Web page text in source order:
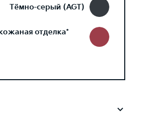
Тёмно-серый (AGT)
отделка*